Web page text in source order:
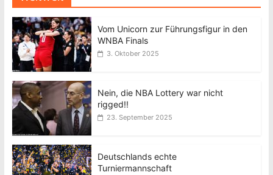
Vom Unicorn zur Führungsfigur in den
WNBA Finals
3. Oktober 2025
Nein, die NBA Lottery war nicht
rigged!!
23. September 2025
Deutschlands echte
Turniermannschaft